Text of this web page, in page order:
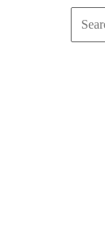
Søg
efter: